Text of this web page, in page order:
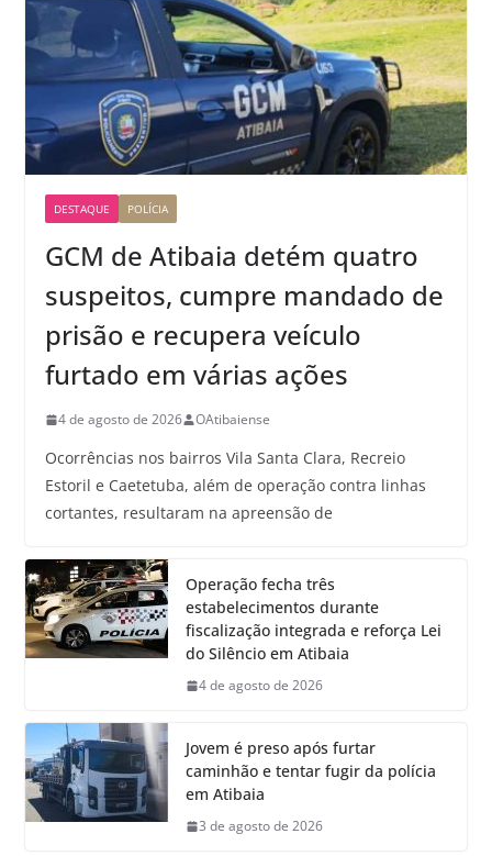
DESTAQUE POLÍCIA
GCM de Atibaia detém quatro
suspeitos, cumpre mandado de
prisão e recupera veículo
furtado em várias ações
4 de agosto de 2026 OAtibaiense
Ocorrências nos bairros Vila Santa Clara, Recreio
Estoril e Caetetuba, além de operação contra linhas
cortantes, resultaram na apreensão de
Operação fecha três
estabelecimentos durante
fiscalização integrada e reforça Lei
do Silêncio em Atibaia
4 de agosto de 2026
Jovem é preso após furtar
caminhão e tentar fugir da polícia
em Atibaia
3 de agosto de 2026